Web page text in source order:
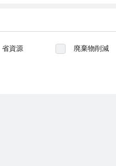
省資源 廃棄物削減